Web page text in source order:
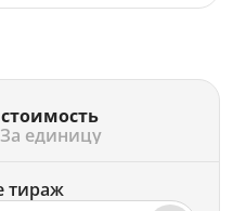
За единицу
тираж